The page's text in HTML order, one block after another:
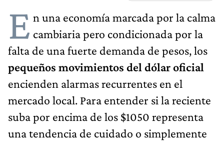
E n una economía marcada por la calma
cambiaria pero condicionada por la
falta de una fuerte demanda de pesos, los
pequeños movimientos del dólar oficial
encienden alarmas recurrentes en el
mercado local. Para entender si la reciente
suba por encima de los $1050 representa
una tendencia de cuidado o simplemente